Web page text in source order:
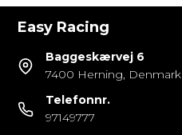
Easy Racing
Baggeskærvej 6
7400 Herning, Denmark
Telefonnr.
97149777